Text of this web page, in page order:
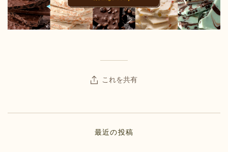
これを共有
最近の投稿